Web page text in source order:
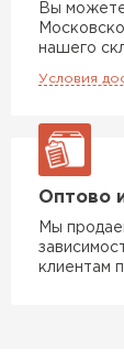
Вы можете
нашего
Условия
Оптово
Мы
клиентам